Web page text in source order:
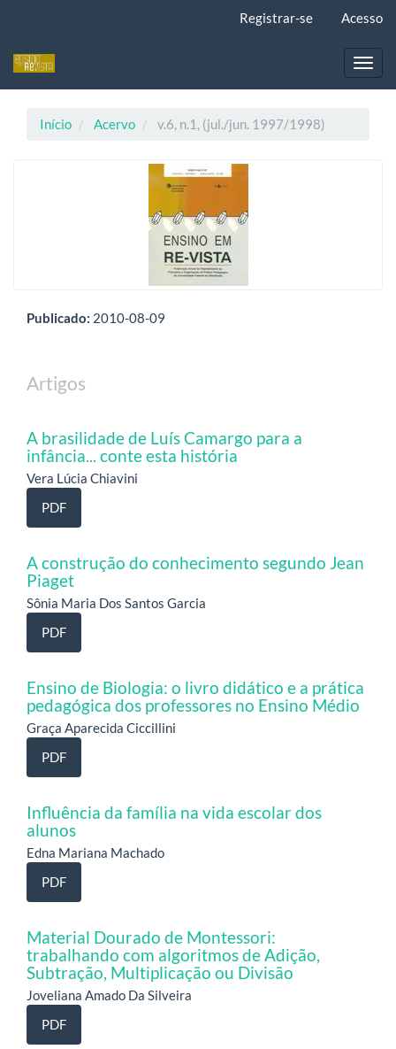
principal
Registrar-se Acesso
Início Acervo v.6, n.1, (jul./jun. 1997/1998)
Publicado: 2010-08-09
Artigos
A brasilidade de Luís Camargo para a
infância... conte esta história
Vera Lúcia Chiavini
PDF
A construção do conhecimento segundo Jean
Piaget
Sônia Maria Dos Santos Garcia
PDF
Ensino de Biologia: o livro didático e a prática
pedagógica dos professores no Ensino Médio
Graça Aparecida Ciccillini
PDF
Influência da família na vida escolar dos
alunos
Edna Mariana Machado
PDF
Material Dourado de Montessori:
trabalhando com algoritmos de Adição,
Subtração, Multiplicação ou Divisão
Joveliana Amado Da Silveira
PDF